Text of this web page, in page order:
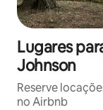
Lugares
Johnson
Reserve
no Airbnb